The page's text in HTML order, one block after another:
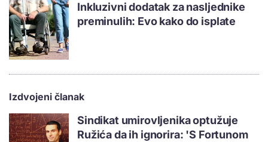
Inkluzivni dodatak za nasljednike
preminulih: Evo kako do isplate
Izdvojeni članak
Sindikat umirovljenika optužuje
Ružića da ih ignorira: 'S Fortunom